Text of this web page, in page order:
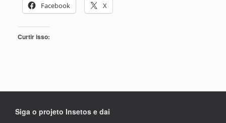
Facebook
X
Curtir isso:
Siga o projeto Insetos e dai